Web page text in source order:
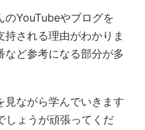
のYouTubeやブログを
される理由がわかりま
など参考になる部分が多
見ながら学んでいきます
しょうが頑張ってくだ